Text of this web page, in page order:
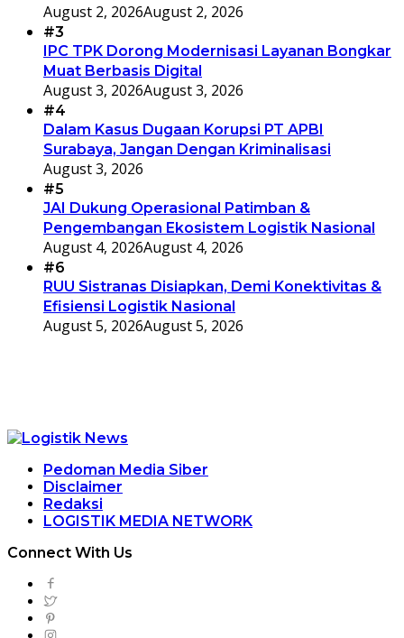
August 2, 2026August 2, 2026
#3
IPC TPK Dorong Modernisasi Layanan Bongkar
Muat Berbasis Digital
August 3, 2026August 3, 2026
#4
Dalam Kasus Dugaan Korupsi PT APBI
Surabaya, Jangan Dengan Kriminalisasi
August 3, 2026
#5
JAI Dukung Operasional Patimban &
Pengembangan Ekosistem Logistik Nasional
August 4, 2026August 4, 2026
#6
RUU Sistranas Disiapkan, Demi Konektivitas &
Efisiensi Logistik Nasional
August 5, 2026August 5, 2026
Pedoman Media Siber
Disclaimer
Redaksi
LOGISTIK MEDIA NETWORK
Connect With Us